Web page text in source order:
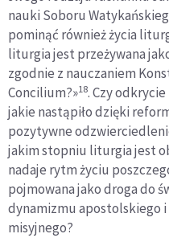
nauki Soboru
pominąć również życia
liturgia jest przeżywana
zgodnie z nauczaniem
Concilium?»18. Czy
jakie nastąpiło dzięki
pozytywne
jakim stopniu liturgia jest
nadaje rytm życiu
pojmowana jako droga do
dynamizmu apostolskiego
misyjnego?